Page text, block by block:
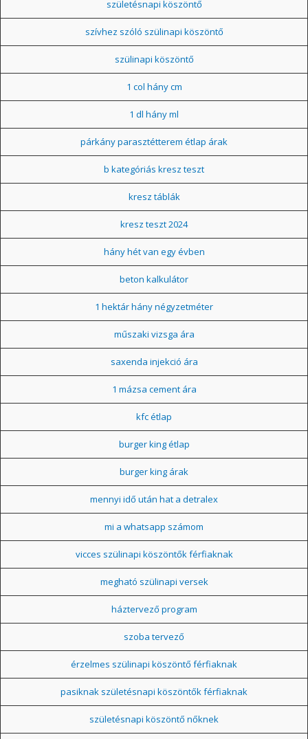
születésnapi köszöntő
szívhez szóló szülinapi köszöntő
szülinapi köszöntő
1 col hány cm
1 dl hány ml
párkány parasztétterem étlap árak
b kategóriás kresz teszt
kresz táblák
kresz teszt 2024
hány hét van egy évben
beton kalkulátor
1 hektár hány négyzetméter
műszaki vizsga ára
saxenda injekció ára
1 mázsa cement ára
kfc étlap
burger king étlap
burger king árak
mennyi idő után hat a detralex
mi a whatsapp számom
vicces szülinapi köszöntők férfiaknak
megható szülinapi versek
háztervező program
szoba tervező
érzelmes szülinapi köszöntő férfiaknak
pasiknak születésnapi köszöntők férfiaknak
születésnapi köszöntő nőknek